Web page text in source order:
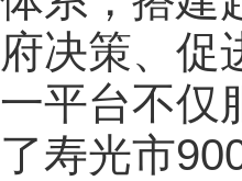
府决策、促
一平台不仅
了寿光市